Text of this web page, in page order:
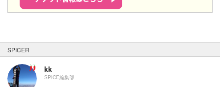
SPICER
kk
SPICE編集部